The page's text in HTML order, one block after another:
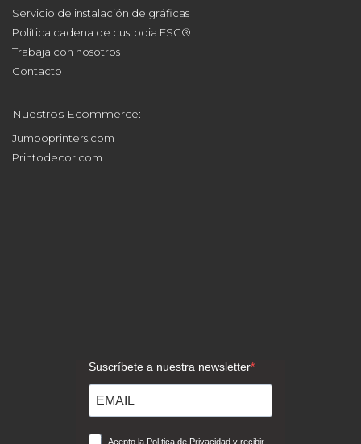
Fabricantes de expositores
Servicio de instalación de gráficas
Política cadena de custodia FSC®
Trabaja con nosotros
Jumboprinters.com